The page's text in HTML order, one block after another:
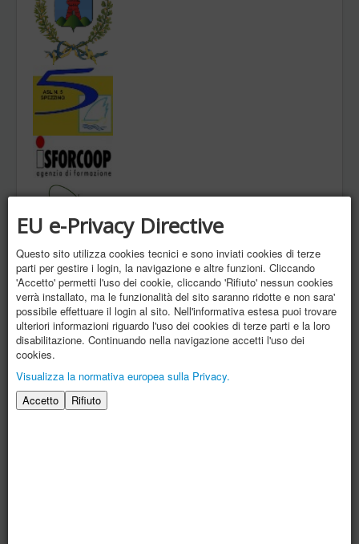
BILANCI
Sei qui: Home
EU e-Privacy Directive
Questo sito utilizza cookies tecnici e sono inviati cookies di terze
parti per gestire i login, la navigazione e altre funzioni. Cliccando
'Accetto' permetti l'uso dei cookie, cliccando 'Rifiuto' nessun cookies
verrà installato, ma le funzionalità del sito saranno ridotte e non sara'
possibile effettuare il login al sito. Nell'informativa estesa puoi trovare
ulteriori informazioni riguardo l'uso dei cookies di terze parti e la loro
disabilitazione. Continuando nella navigazione accetti l'uso dei
cookies.
Visualizza la normativa europea sulla Privacy.
Accetto
Rifiuto